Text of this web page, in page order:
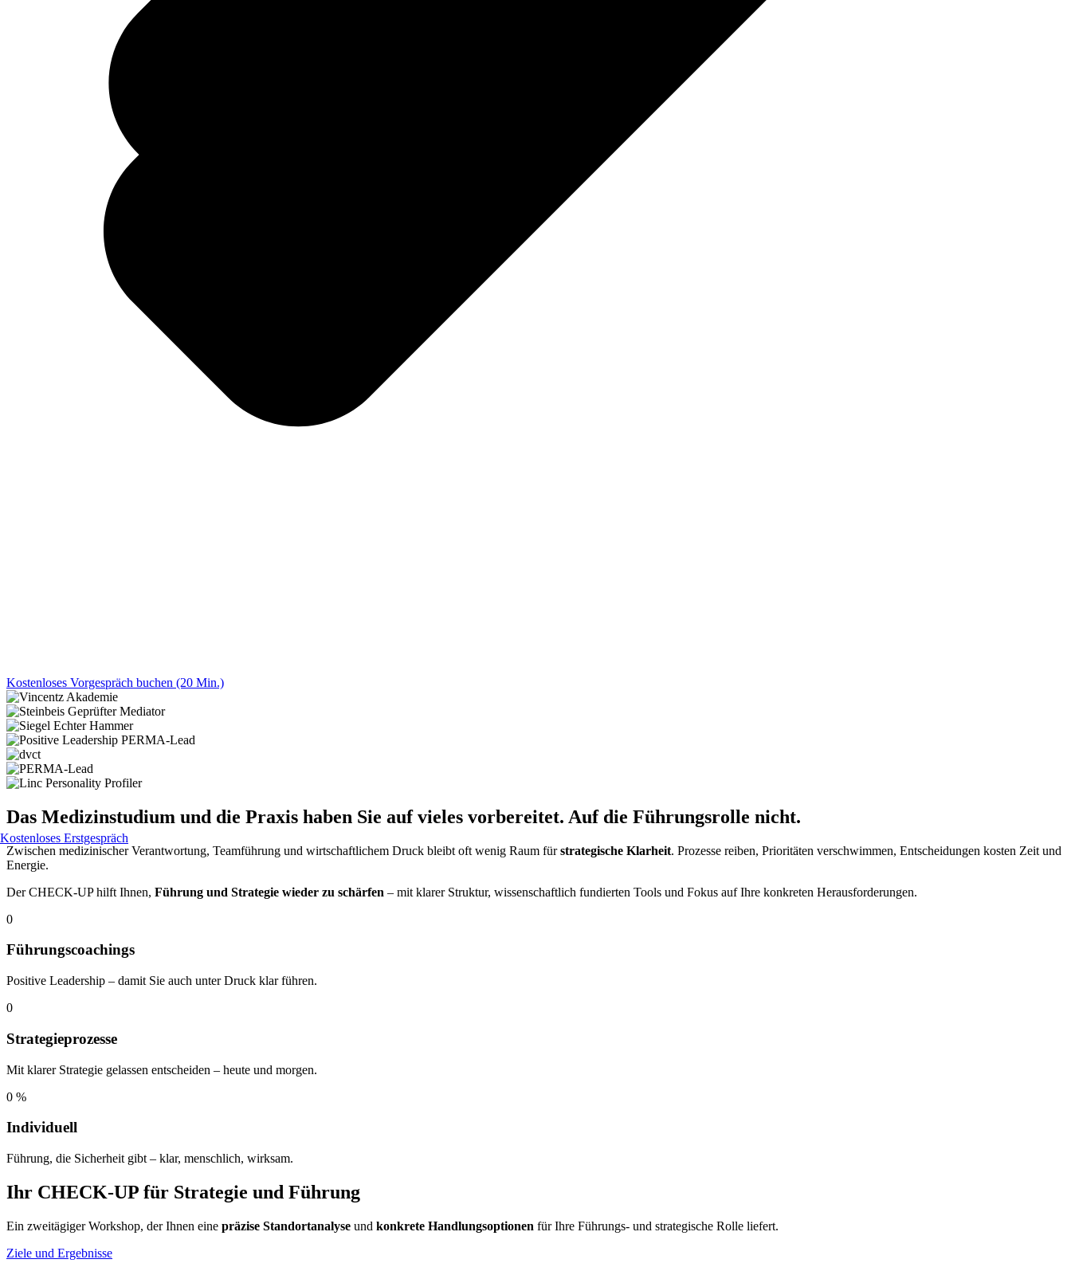
Kostenloses Erstgespräch
Kostenloses Vorgespräch buchen (20 Min.)
Das Medizinstudium und die Praxis haben Sie auf vieles vorbereitet. Auf die Führungsrolle nicht.
Zwischen medizinischer Verantwortung, Teamführung und wirtschaftlichem Druck bleibt oft wenig Raum fürstrategische Klarheit. Prozesse reiben, Prioritäten verschwimmen, Entscheidungen kosten Zeit und
Energie.
Der CHECK-UP hilft Ihnen, Führung und Strategie wieder zu schärfen – mit klarer Struktur, wissenschaftlich fundierten Tools und Fokus auf Ihre konkreten Herausforderungen.
0
Führungscoachings
Positive Leadership – damit Sie auch unter Druck klar führen.
0
Strategieprozesse
Mit klarer Strategie gelassen entscheiden – heute und morgen.
0 %
Individuell
Führung, die Sicherheit gibt – klar, menschlich, wirksam.
Ihr CHECK-UP für Strategie und Führung
Ein zweitägiger Workshop, der Ihnen eine präzise Standortanalyse und konkrete Handlungsoptionen für Ihre Führungs- und strategische Rolle liefert.
Ziele und Ergebnisse